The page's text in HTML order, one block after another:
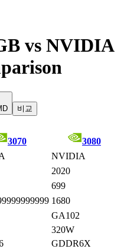
vs NVIDIA
비교
3070
3080
NVIDIA
2020
699
1680
GA102
320W
GDDR6X